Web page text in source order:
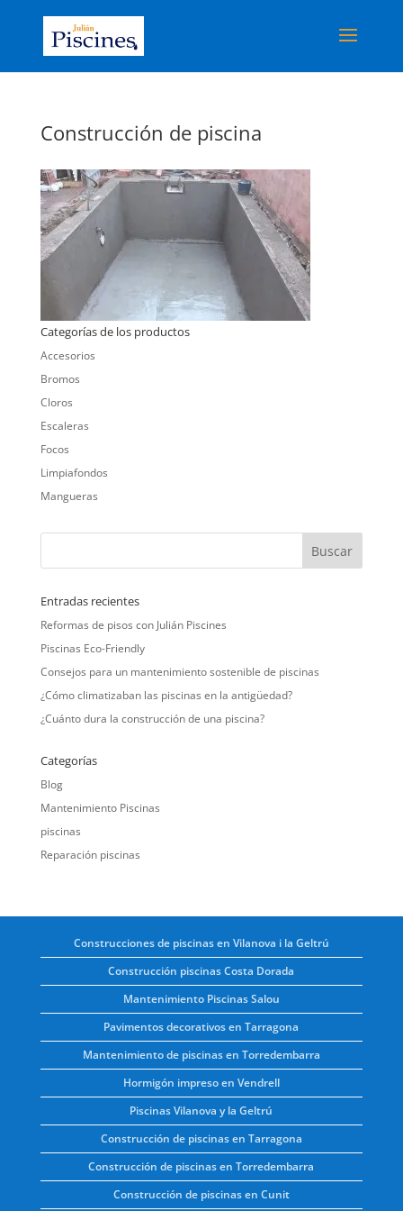
Construcción de piscina
Categorías de los productos
Accesorios
Bromos
Cloros
Escaleras
Focos
Limpiafondos
Mangueras
Entradas recientes
Reformas de pisos con Julián Piscines
Piscinas Eco-Friendly
Consejos para un mantenimiento sostenible de piscinas
¿Cómo climatizaban las piscinas en la antigüedad?
¿Cuánto dura la construcción de una piscina?
Categorías
Blog
Mantenimiento Piscinas
piscinas
Reparación piscinas
Construcciones de piscinas en Vilanova i la Geltrú
Construcción piscinas Costa Dorada
Mantenimiento Piscinas Salou
Pavimentos decorativos en Tarragona
Mantenimiento de piscinas en Torredembarra
Hormigón impreso en Vendrell
Piscinas Vilanova y la Geltrú
Construcción de piscinas en Tarragona
Construcción de piscinas en Torredembarra
Construcción de piscinas en Cunit